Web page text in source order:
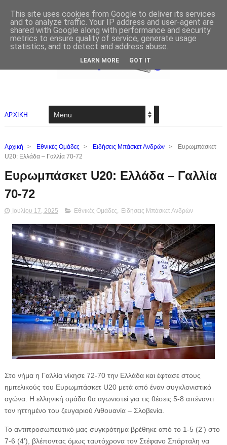
ΑΡΧΙΚΗ
Αρχική > Εθνικές Ομάδες > Ειδήσεις Μπάσκετ Ανδρών >
Ευρωμπάσκετ
U20: Ελλάδα – Γαλλία 70-72
Ευρωμπάσκετ U20: Ελλάδα – Γαλλία
70-72
Ιουλίου 17, 2025 Εθνικές Ομάδες, Ειδήσεις Μπάσκετ Ανδρών
Στο νήμα η Γαλλία νίκησε 72-70 την Ελλάδα και έφτασε στους
ημιτελικούς του Ευρωμπάσκετ U20 μετά από έναν συγκλονιστικό
αγώνα. Η ελληνική ομάδα θα αγωνιστεί για τις θέσεις 5-8 απέναντι
τον ηττημένο του ζευγαριού Λιθουανία – Σλοβενία.
Το αντιπροσωπευτικό μας συγκρότημα βρέθηκε από το 1-5 (2’) στο
7-6 (4’), βλέποντας όμως ταυτόχρονα τον Στέφανο Σπάρταλη να
This site uses cookies from Google to deliver its services
and to analyze traffic. Your IP address and user-agent are
shared with Google along with performance and security
metrics to ensure quality of service, generate usage
statistics, and to detect and address abuse.
LEARN MORE GOT IT